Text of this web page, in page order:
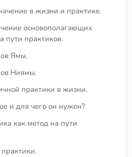
в жизни и практике.
основополагающих
пути практиков.
Ямы.
Ниямы.
практики в жизни.
и для чего он нужен?
как метод на пути